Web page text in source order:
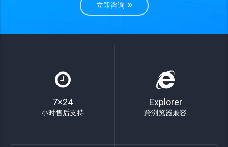
立即咨询
7×24
小时售后支持
Explorer
跨浏览器兼容